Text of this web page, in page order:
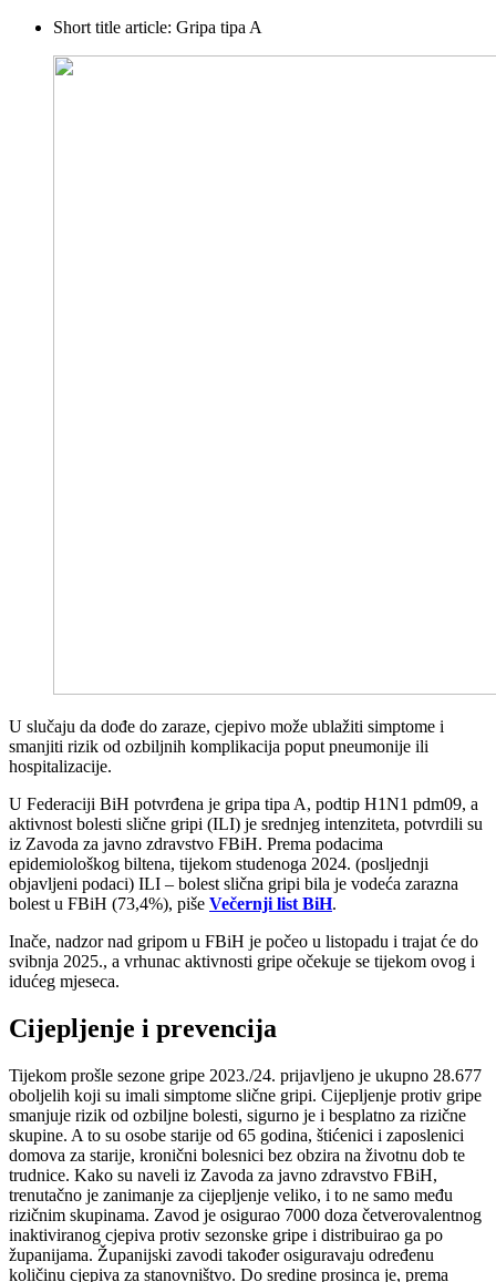
Short title article: Gripa tipa A
U slučaju da dođe do zaraze, cjepivo može ublažiti simptome i
smanjiti rizik od ozbiljnih komplikacija poput pneumonije ili
hospitalizacije.
U Federaciji BiH potvrđena je gripa tipa A, podtip H1N1 pdm09, a
aktivnost bolesti slične gripi (ILI) je srednjeg intenziteta, potvrdili su
iz Zavoda za javno zdravstvo FBiH. Prema podacima
epidemiološkog biltena, tijekom studenoga 2024. (posljednji
objavljeni podaci) ILI – bolest slična gripi bila je vodeća zarazna
bolest u FBiH (73,4%), piše Večernji list BiH.
Inače, nadzor nad gripom u FBiH je počeo u listopadu i trajat će do
svibnja 2025., a vrhunac aktivnosti gripe očekuje se tijekom ovog i
idućeg mjeseca.
Cijepljenje i prevencija
Tijekom prošle sezone gripe 2023./24. prijavljeno je ukupno 28.677
oboljelih koji su imali simptome slične gripi. Cijepljenje protiv gripe
smanjuje rizik od ozbiljne bolesti, sigurno je i besplatno za rizične
skupine. A to su osobe starije od 65 godina, štićenici i zaposlenici
domova za starije, kronični bolesnici bez obzira na životnu dob te
trudnice. Kako su naveli iz Zavoda za javno zdravstvo FBiH,
trenutačno je zanimanje za cijepljenje veliko, i to ne samo među
rizičnim skupinama. Zavod je osigurao 7000 doza četverovalentnog
inaktiviranog cjepiva protiv sezonske gripe i distribuirao ga po
županijama. Županijski zavodi također osiguravaju određenu
količinu cjepiva za stanovništvo. Do sredine prosinca je, prema